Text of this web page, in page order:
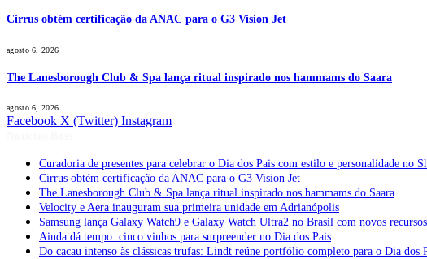
Cirrus obtém certificação da ANAC para o G3 Vision Jet
agosto 6, 2026
The Lanesborough Club & Spa lança ritual inspirado nos hammams do Saara
agosto 6, 2026
Facebook X (Twitter) Instagram
Curadoria de presentes para celebrar o Dia dos Pais com estilo e personalidade no
Cirrus obtém certificação da ANAC para o G3 Vision Jet
The Lanesborough Club & Spa lança ritual inspirado nos hammams do Saara
Velocity e Aera inauguram sua primeira unidade em Adrianópolis
Samsung lança Galaxy Watch9 e Galaxy Watch Ultra2 no Brasil com novos
Ainda dá tempo: cinco vinhos para surpreender no Dia dos Pais
Do cacau intenso às clássicas trufas: Lindt reúne portfólio completo para o Dia dos